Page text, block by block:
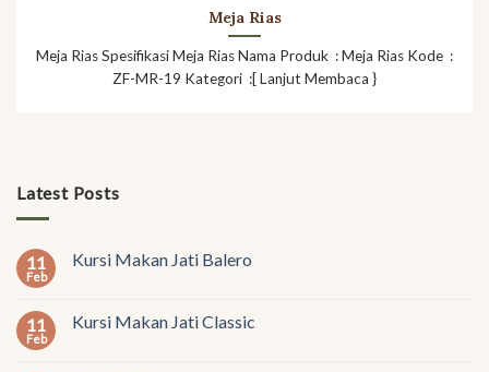
Latest Posts
11
Feb
Kursi Makan Jati Balero
11
Feb
Kursi Makan Jati Classic
Meja Rias
Meja Rias Spesifikasi Meja Rias Nama Produk : Meja Rias Kode :
ZF-MR-19 Kategori :[ Lanjut Membaca }